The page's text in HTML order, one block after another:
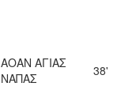
ΑΟΑΝ ΑΓΙΑΣ
ΝΑΠΑΣ
38'